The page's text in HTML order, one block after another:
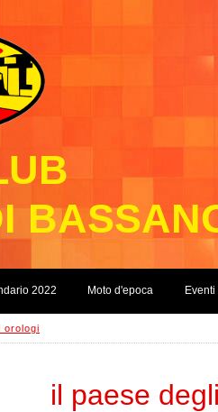
2022 Moto d'epoca Eventi
orologi
il paese